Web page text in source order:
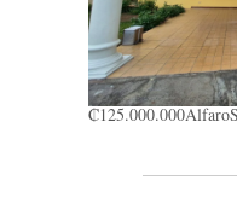
₡125.000.000Alfaro